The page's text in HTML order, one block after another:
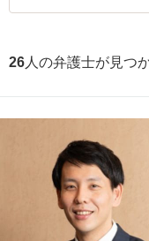
26 人の弁護士が見つ